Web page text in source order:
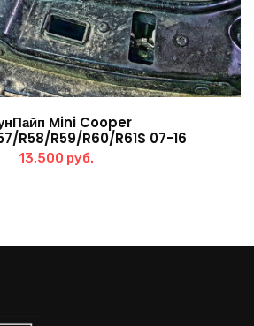
Mini Cooper
R58/R59/R60/R61S 07-16
13,500 руб.